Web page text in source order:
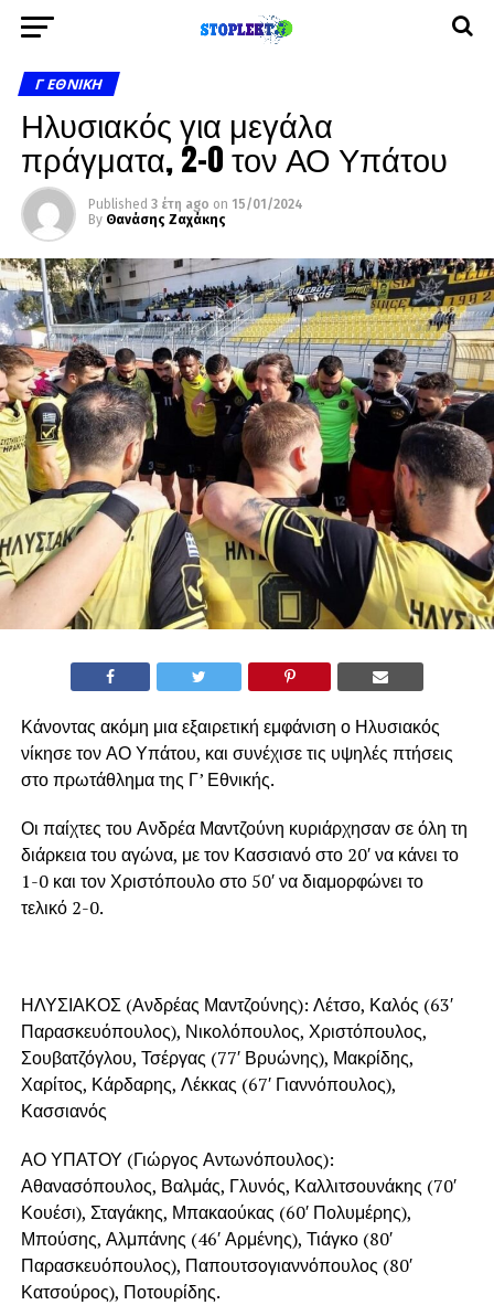
Γ ΕΘΝΙΚΉ
Ηλυσιακός για μεγάλα
πράγματα, 2-0 τον ΑΟ Υπάτου
Published 3 έτη ago on 15/01/2024
By Θανάσης Ζαχάκης
Κάνοντας ακόμη μια εξαιρετική εμφάνιση ο Ηλυσιακός
νίκησε τον ΑΟ Υπάτου, και συνέχισε τις υψηλές πτήσεις
στο πρωτάθλημα της Γ’ Εθνικής.
Οι παίχτες του Ανδρέα Μαντζούνη κυριάρχησαν σε όλη τη
διάρκεια του αγώνα, με τον Κασσιανό στο 20′ να κάνει το
1-0 και τον Χριστόπουλο στο 50′ να διαμορφώνει το
τελικό 2-0.
ΗΛΥΣΙΑΚΟΣ (Ανδρέας Μαντζούνης): Λέτσο, Καλός (63′
Παρασκευόπουλος), Νικολόπουλος, Χριστόπουλος,
Σουβατζόγλου, Τσέργας (77′ Βρυώνης), Μακρίδης,
Χαρίτος, Κάρδαρης, Λέκκας (67′ Γιαννόπουλος),
Κασσιανός
ΑΟ ΥΠΑΤΟΥ (Γιώργος Αντωνόπουλος):
Αθανασόπουλος, Βαλμάς, Γλυνός, Καλλιτσουνάκης (70′
Κουέσι), Σταγάκης, Μπακαούκας (60′ Πολυμέρης),
Μπούσης, Αλμπάνης (46′ Αρμένης), Τιάγκο (80′
Παρασκευόπουλος), Παπουτσογιαννόπουλος (80′
Κατσούρος), Ποτουρίδης.